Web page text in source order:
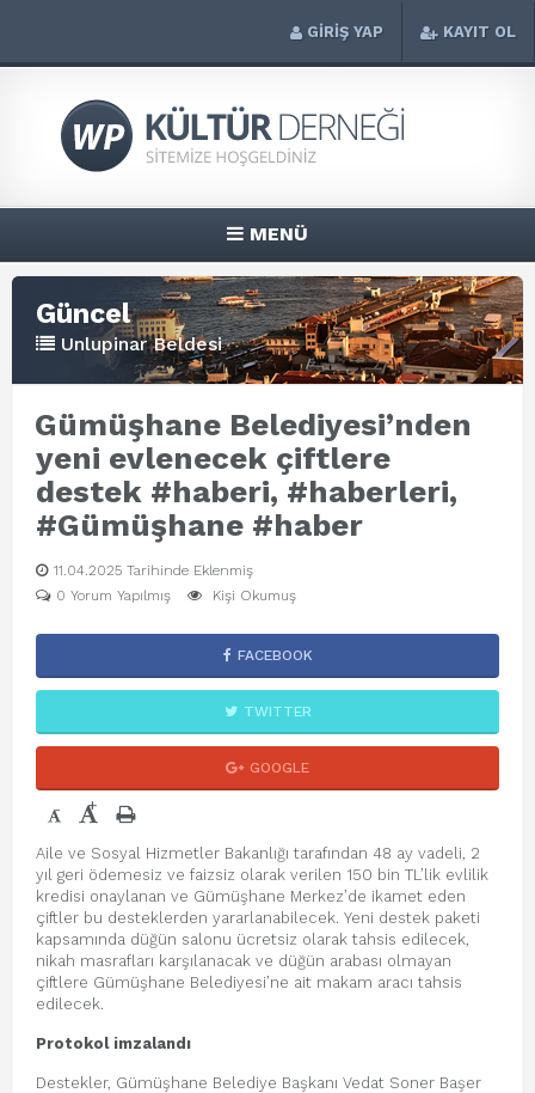
GİRİŞ YAP KAYIT OL
MENÜ
Güncel
Unlupinar Beldesi
Gümüşhane Belediyesi’nden
yeni evlenecek çiftlere
destek #haberi, #haberleri,
#Gümüşhane #haber
11.04.2025 Tarihinde Eklenmiş
0 Yorum Yapılmış
Kişi Okumuş
FACEBOOK
TWITTER
GOOGLE
- +
Aile ve Sosyal Hizmetler Bakanlığı tarafından 48 ay vadeli, 2
yıl geri ödemesiz ve faizsiz olarak verilen 150 bin TL’lik evlilik
kredisi onaylanan ve Gümüşhane Merkez’de ikamet eden
çiftler bu desteklerden yararlanabilecek. Yeni destek paketi
kapsamında düğün salonu ücretsiz olarak tahsis edilecek,
nikah masrafları karşılanacak ve düğün arabası olmayan
çiftlere Gümüşhane Belediyesi’ne ait makam aracı tahsis
edilecek.
Protokol imzalandı
Destekler, Gümüşhane Belediye Başkanı Vedat Soner Başer